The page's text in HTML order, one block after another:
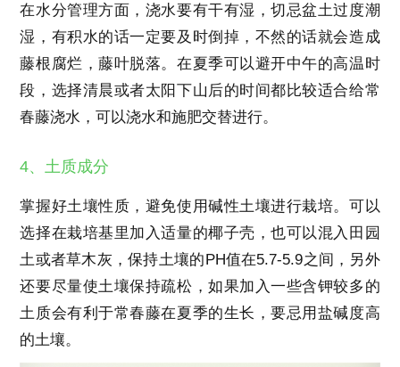
在水分管理方面，浇水要有干有湿，切忌盆土过度潮
湿，有积水的话一定要及时倒掉，不然的话就会造成
藤根腐烂，藤叶脱落。在夏季可以避开中午的高温时
段，选择清晨或者太阳下山后的时间都比较适合给常
春藤浇水，可以浇水和施肥交替进行。
4、土质成分
掌握好土壤性质，避免使用碱性土壤进行栽培。可以
选择在栽培基里加入适量的椰子壳，也可以混入田园
土或者草木灰，保持土壤的PH值在5.7-5.9之间，另外
还要尽量使土壤保持疏松，如果加入一些含钾较多的
土质会有利于常春藤在夏季的生长，要忌用盐碱度高
的土壤。